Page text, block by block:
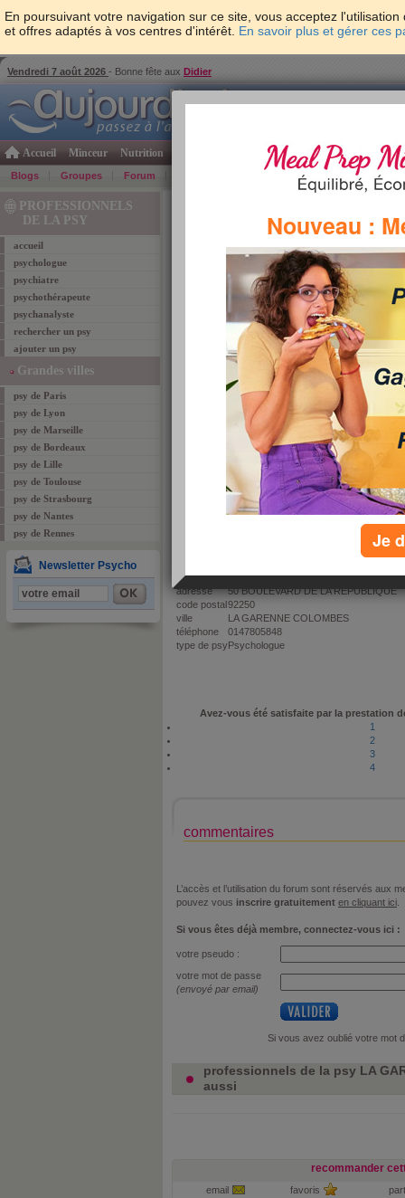
En poursuivant votre navigation sur ce site, vous acceptez
et offres adaptés à vos centres d'intérêt. En savoir plus et gérer ces
Vendredi 7 août 2026 - Bonne fête aux Didier
Accueil Minceur Nutrition Psycho & tests Forme & santé
Blogs Groupes Forum Bons Plans
PROFESSIONNELS
DE LA PSY
accueil
psychologue
psychiatre
psychothérapeute
psychanalyste
rechercher un psy
ajouter un psy
Grandes villes
psy de Paris
psy de Lyon
psy de Marseille
psy de Bordeaux
psy de Lille
psy de Toulouse
psy de Strasbourg
psy de Nantes
psy de Rennes
Newsletter Psycho
professionnels de la psy LA
COLOMBES
FABIEN JASION
proposé parEquipe Aujourdhui.com
adresse
50 BOULEVARD DE LA REPUBLIQUE
code postal92250
ville
LA GARENNE COLOMBES
téléphone
0147805848
type de psyPsychologue
Avez-vous été satisfaite par la prestation
1
2
3
4
commentaires
L’accès et l’utilisation du forum sont réservés aux
pouvez vous inscrire gratuitement en cliquant ici
Si vous êtes déjà membre, connectez-vous ici :
votre pseudo :
votre mot de passe
(envoyé par email)
Si vous avez oublié votre mot
professionnels de la psy LA
aussi
recommander
email favoris
Nouveau :
Je